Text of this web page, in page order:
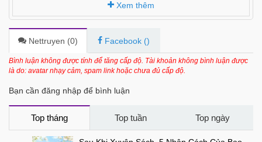
Chapter 32 3 tuần trước
Chapter 31 3 tuần trước
Chapter 30 3 tuần trước
3 tuần trước
Chapter 27 7 tháng trước
Chapter 26
Xem thêm
Nettruyen (0) Facebook ()
Bình luận không được tính để tăng cấp độ. Tài khoản không bình luận được
là do: avatar nhạy cảm, spam link hoặc chưa đủ cấp độ.
Bạn cần đăng nhập để bình luận
Top tháng Top tuần Top ngày